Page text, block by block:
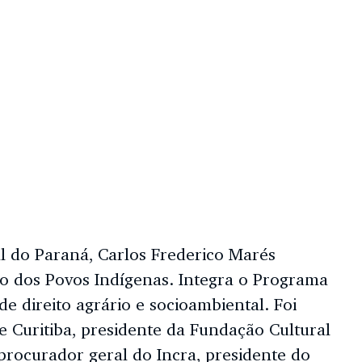
Paraná, Carlos Frederico Marés
dos Povos Indígenas. Integra o Programa
direito agrário e socioambiental. Foi
presidente da Fundação Cultural
geral do Incra, presidente do